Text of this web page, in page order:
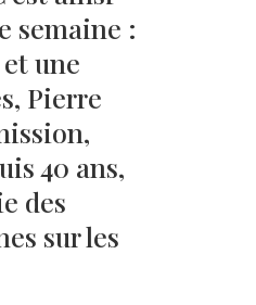
semaine :
une
Pierre
40 ans,
des
sur les